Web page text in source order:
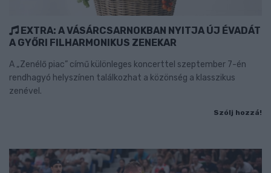
EXTRA: A VÁSÁRCSARNOKBAN NYITJA ÚJ ÉVADÁT
A GYŐRI FILHARMONIKUS ZENEKAR
A „Zenélő piac” című különleges koncerttel szeptember 7-én
rendhagyó helyszínen találkozhat a közönség a klasszikus
zenével.
Szólj hozzá!